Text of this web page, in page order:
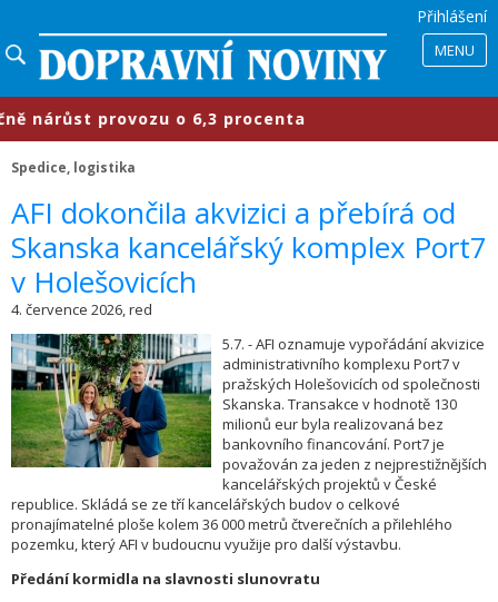
Přihlášení
MENU
provozu o 6,3 procenta
Spedice, logistika
​AFI dokončila akvizici a přebírá od
Skanska kancelářský komplex Port7
v Holešovicích
4. července 2026, red
5.7. - AFI oznamuje vypořádání akvizice
administrativního komplexu Port7 v
pražských Holešovicích od společnosti
Skanska. Transakce v hodnotě 130
milionů eur byla realizovaná bez
bankovního financování. Port7 je
považován za jeden z nejprestižnějších
kancelářských projektů v České
republice. Skládá se ze tří kancelářských budov o celkové
pronajímatelné ploše kolem 36 000 metrů čtverečních a přilehlého
pozemku, který AFI v budoucnu využije pro další výstavbu.
Předání kormidla na slavnosti slunovratu